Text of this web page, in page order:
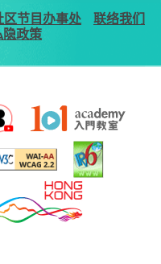
区节目办事处
联络我们
隐政策